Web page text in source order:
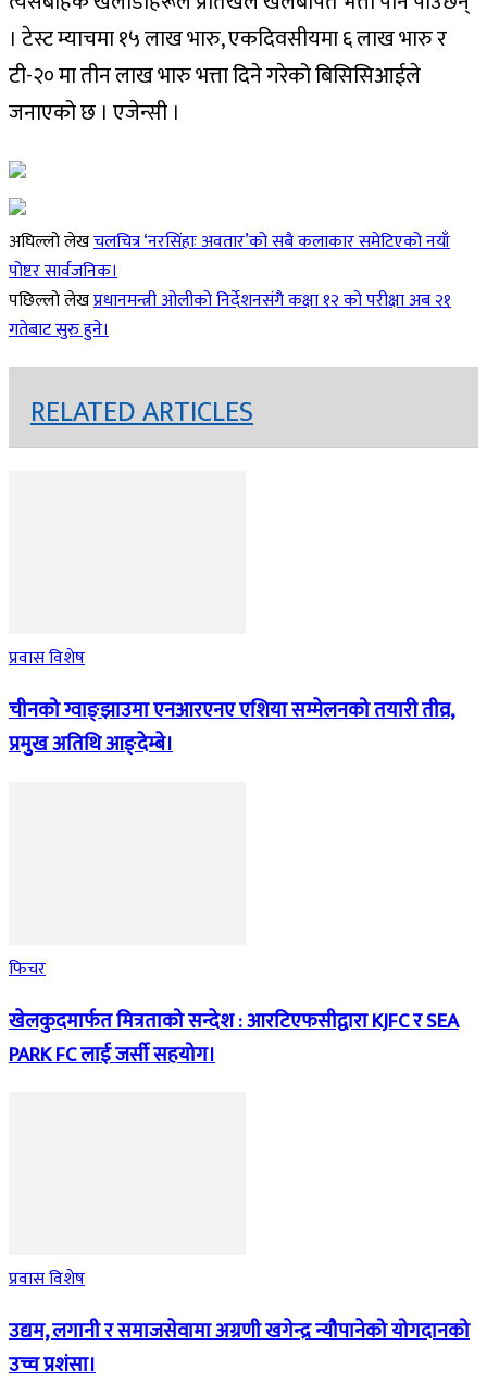
। टेस्ट म्याचमा १५ लाख भारु, एकदिवसीयमा ६ लाख भारु र
टी-२० मा तीन लाख भारु भत्ता दिने गरेको बिसिसिआईले
जनाएको छ । एजेन्सी ।
अघिल्लो लेखचलचित्र ‘नरसिंहाः अवतार’को सबै कलाकार समेटिएको नयाँ
पोष्टर सार्वजनिक।
पछिल्लो लेखप्रधानमन्त्री ओलीको निर्देशनसंगै कक्षा १२ को परीक्षा अब २१
गतेबाट सुरु हुने।
RELATED ARTICLES
प्रवास विशेष
चीनको ग्वाङ्झाउमा एनआरएनए एशिया सम्मेलनको तयारी तीव्र,
प्रमुख अतिथि आङ्देम्बे।
फिचर
खेलकुदमार्फत मित्रताको सन्देश : आरटिएफसीद्वारा KJFC र SEA
PARK FC लाई जर्सी सहयोग।
प्रवास विशेष
उद्यम, लगानी र समाजसेवामा अग्रणी खगेन्द्र न्यौपानेको योगदानको
उच्च प्रशंसा।